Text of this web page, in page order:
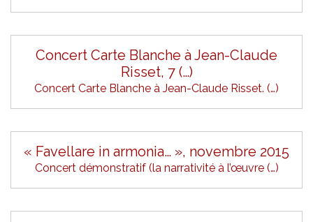
Concert Carte Blanche à Jean-Claude
Risset, 7 (…)
Concert Carte Blanche à Jean-Claude Risset. (…)
« Favellare in armonia… », novembre 2015
Concert démonstratif (la narrativité à l’œuvre (…)